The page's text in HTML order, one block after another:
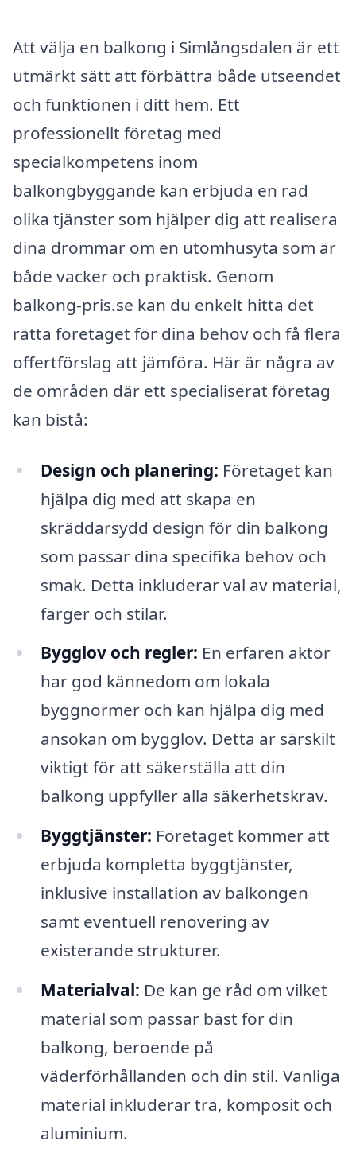
Att välja en balkong i Simlångsdalen är ett
utmärkt sätt att förbättra både utseendet
och funktionen i ditt hem. Ett
professionellt företag med
specialkompetens inom
balkongbyggande kan erbjuda en rad
olika tjänster som hjälper dig att realisera
dina drömmar om en utomhusyta som är
både vacker och praktisk. Genom
balkong-pris.se kan du enkelt hitta det
rätta företaget för dina behov och få flera
offertförslag att jämföra. Här är några av
de områden där ett specialiserat företag
kan bistå:
Design och planering: Företaget kan
hjälpa dig med att skapa en
skräddarsydd design för din balkong
som passar dina specifika behov och
smak. Detta inkluderar val av material,
färger och stilar.
Bygglov och regler: En erfaren aktör
har god kännedom om lokala
byggnormer och kan hjälpa dig med
ansökan om bygglov. Detta är särskilt
viktigt för att säkerställa att din
balkong uppfyller alla säkerhetskrav.
Byggtjänster: Företaget kommer att
erbjuda kompletta byggtjänster,
inklusive installation av balkongen
samt eventuell renovering av
existerande strukturer.
Materialval: De kan ge råd om vilket
material som passar bäst för din
balkong, beroende på
väderförhållanden och din stil. Vanliga
material inkluderar trä, komposit och
aluminium.